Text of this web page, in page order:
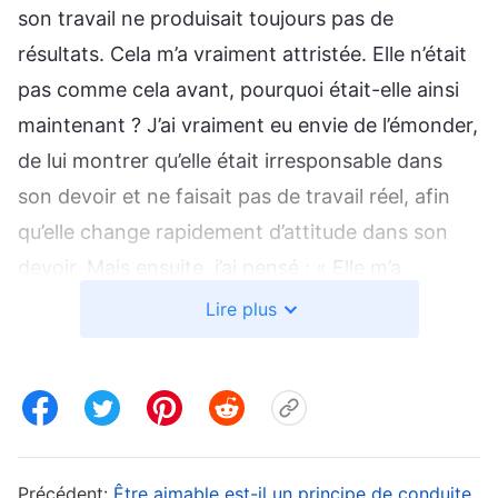
son travail ne produisait toujours pas de
résultats. Cela m’a vraiment attristée. Elle n’était
pas comme cela avant, pourquoi était-elle ainsi
maintenant ? J’ai vraiment eu envie de l’émonder,
de lui montrer qu’elle était irresponsable dans
son devoir et ne faisait pas de travail réel, afin
qu’elle change rapidement d’attitude dans son
devoir. Mais ensuite, j’ai pensé : « Elle m’a
toujours considérée comme une bonne
ma compassion. Si j’expose son problème, la
cette pensée, je lui ai juste adressé des paroles
Lire plus
Précédent: Être aimable est-il un principe de conduite